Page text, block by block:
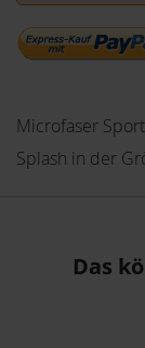
Microfaser
Splash in der
Das